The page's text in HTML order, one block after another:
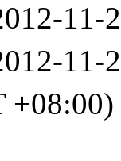
11-
11-